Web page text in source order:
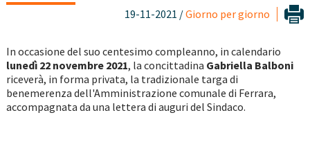
19-11-2021 /Giorno per giorno
In occasione del suo centesimo compleanno, in calendario
lunedì 22 novembre 2021, la concittadina Gabriella Balboni
riceverà, in forma privata, la tradizionale targa di
benemerenza dell'Amministrazione comunale di Ferrara,
accompagnata da una lettera di auguri del Sindaco.